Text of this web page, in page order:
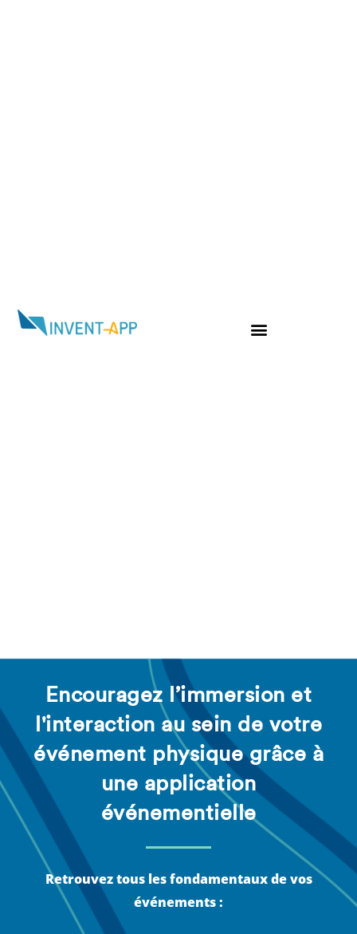
Encouragez l’immersion et
l'interaction au sein de votre
événement physique grâce à
une application
événementielle
Retrouvez tous les fondamentaux de vos
événements :